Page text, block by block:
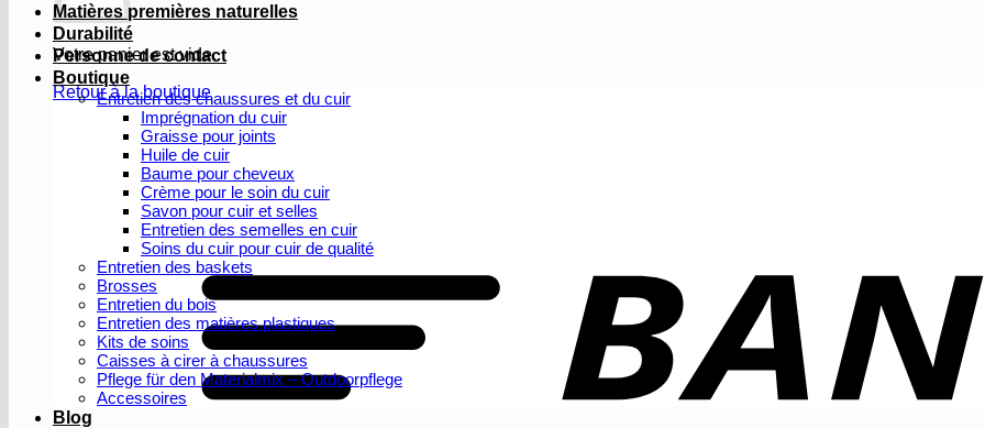
Votre panier est vide.
Retour à la boutique
Matières premières naturelles
Durabilité
Personne de contact
Boutique
Entretien des chaussures et du cuir
Imprégnation du cuir
Graisse pour joints
Huile de cuir
Baume pour cheveux
Crème pour le soin du cuir
Savon pour cuir et selles
Entretien des semelles en cuir
Soins du cuir pour cuir de qualité
Entretien des baskets
Brosses
Entretien du bois
Entretien des matières plastiques
Kits de soins
Caisses à cirer à chaussures
Pflege für den Materialmix – Outdoorpflege
Accessoires
Blog